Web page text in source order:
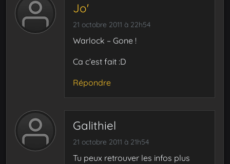
Jo'
21 octobre 2011 à 22h54
Warlock – Gone !
Ca c’est fait :D
Répondre
Galithiel
21 octobre 2011 à 21h54
Tu peux retrouver les infos plus